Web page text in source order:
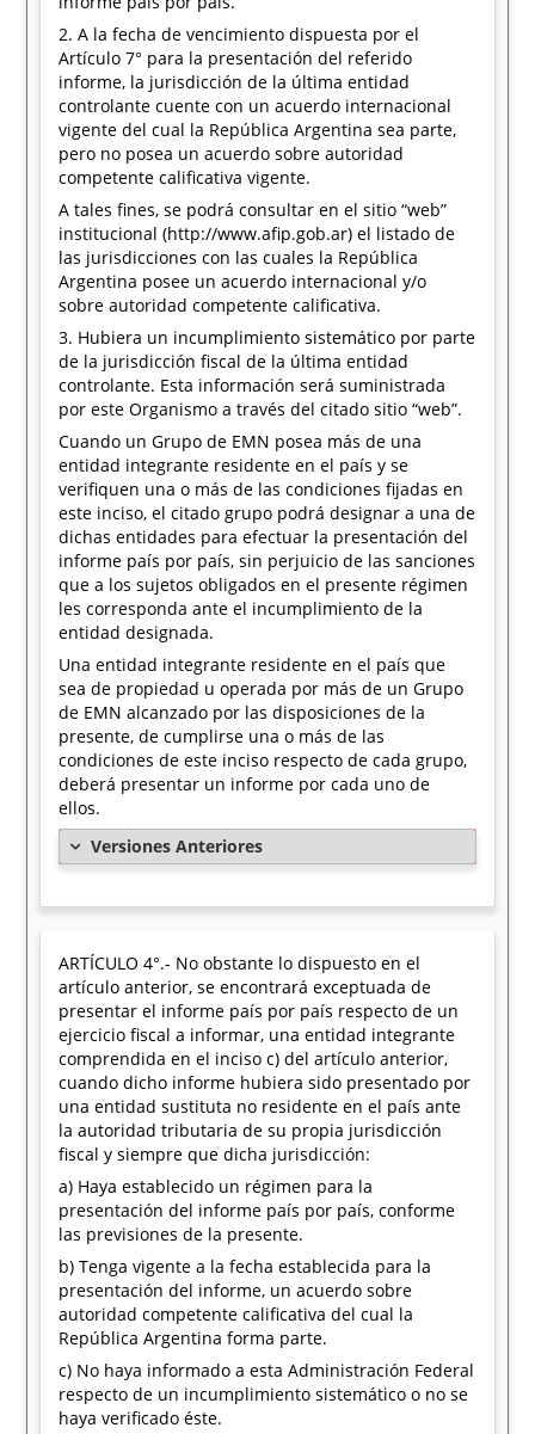
2. A la fecha de vencimiento dispuesta por el
Artículo 7° para la presentación del referido
informe, la jurisdicción de la última entidad
controlante cuente con un acuerdo internacional
vigente del cual la República Argentina sea parte,
pero no posea un acuerdo sobre autoridad
competente calificativa vigente.
A tales fines, se podrá consultar en el sitio “web”
institucional (http://www.afip.gob.ar) el listado de
las jurisdicciones con las cuales la República
Argentina posee un acuerdo internacional y/o
sobre autoridad competente calificativa.
3. Hubiera un incumplimiento sistemático por parte
de la jurisdicción fiscal de la última entidad
controlante. Esta información será suministrada
por este Organismo a través del citado sitio “web”.
Cuando un Grupo de EMN posea más de una
entidad integrante residente en el país y se
verifiquen una o más de las condiciones fijadas en
este inciso, el citado grupo podrá designar a una de
dichas entidades para efectuar la presentación del
informe país por país, sin perjuicio de las sanciones
que a los sujetos obligados en el presente régimen
les corresponda ante el incumplimiento de la
entidad designada.
Una entidad integrante residente en el país que
sea de propiedad u operada por más de un Grupo
de EMN alcanzado por las disposiciones de la
presente, de cumplirse una o más de las
condiciones de este inciso respecto de cada grupo,
deberá presentar un informe por cada uno de
ellos.
Versiones Anteriores
ARTÍCULO 4°.- No obstante lo dispuesto en el
artículo anterior, se encontrará exceptuada de
presentar el informe país por país respecto de un
ejercicio fiscal a informar, una entidad integrante
comprendida en el inciso c) del artículo anterior,
cuando dicho informe hubiera sido presentado por
una entidad sustituta no residente en el país ante
la autoridad tributaria de su propia jurisdicción
fiscal y siempre que dicha jurisdicción:
a) Haya establecido un régimen para la
presentación del informe país por país, conforme
las previsiones de la presente.
b) Tenga vigente a la fecha establecida para la
presentación del informe, un acuerdo sobre
autoridad competente calificativa del cual la
República Argentina forma parte.
c) No haya informado a esta Administración Federal
respecto de un incumplimiento sistemático o no se
haya verificado éste.